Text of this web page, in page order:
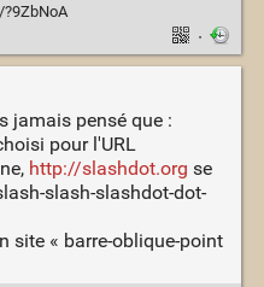
·
jamais pensé que :
pour l'URL
http://slashdot.org se
slash-slashdot-dot-
site « barre-oblique-point